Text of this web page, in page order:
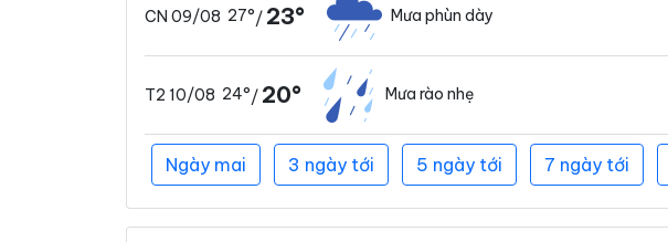
CN 09/08 27°/ 23° Mưa phùn dày
T2 10/08 24°/ 20° Mưa rào nhẹ
Ngày mai 3 ngày tới 5 ngày tới 7 ngày tới